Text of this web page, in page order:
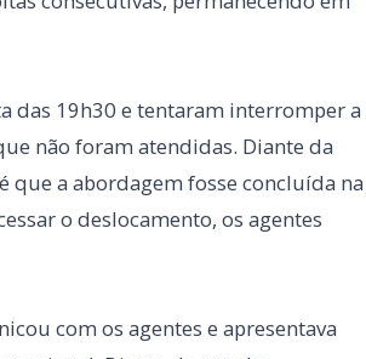
o deslocamento, os agentes
com os agentes e apresentava
Diante do quadro,
Urgência foram acionados e
do município para maiores